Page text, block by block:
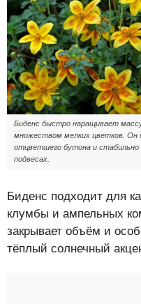
Биденс быстро наращивает
множеством мелких цветков. Он
отцветшего бутона и
подвесах.
Биденс подходит для
клумбы и ампельных
закрывает объём и
тёплый солнечный